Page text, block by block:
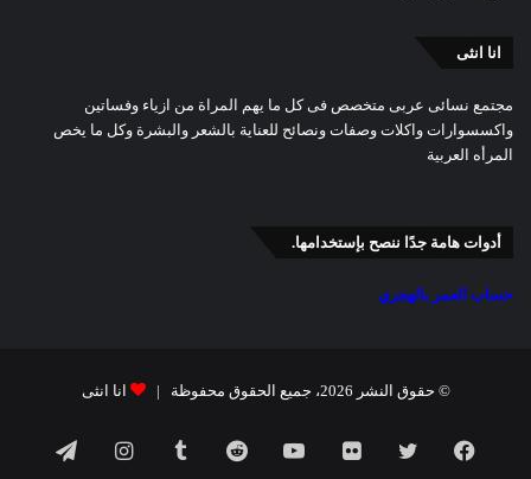
انا انثى
مجتمع نسائى عربى متخصص فى كل ما يهم المراة من ازياء وفساتين
واكسسوارات واكلات وصفات ونصائح للعناية بالشعر والبشرة وكل ما يخص
المرأه العربية
أدوات هامة جدًا ننصح بإستخدامها.
حساب العمر بالهجري
© حقوق النشر 2026، جميع الحقوق محفوظة | انا انثى
فيسبوك تويتر صور يوتيوب ‏Tumblr انستقرام